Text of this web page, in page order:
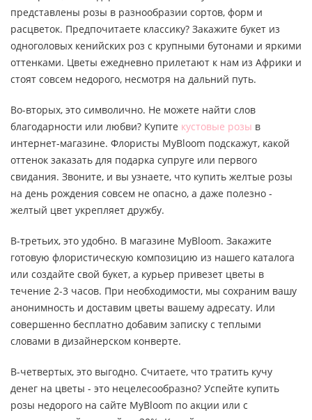
представлены розы в разнообразии сортов, форм и
расцветок. Предпочитаете классику? Закажите букет из
одноголовых кенийских роз с крупными бутонами и яркими
оттенками. Цветы ежедневно прилетают к нам из Африки и
стоят совсем недорого, несмотря на дальний путь.
Во-вторых, это символично. Не можете найти слов
благодарности или любви? Купите кустовые розы в
интернет-магазине. Флористы MyBloom подскажут, какой
оттенок заказать для подарка супруге или первого
свидания. Звоните, и вы узнаете, что купить желтые розы
на день рождения совсем не опасно, а даже полезно -
желтый цвет укрепляет дружбу.
В-третьих, это удобно. В магазине MyBloom. Закажите
готовую флористическую композицию из нашего каталога
или создайте свой букет, а курьер привезет цветы в
течение 2-3 часов. При необходимости, мы сохраним вашу
анонимность и доставим цветы вашему адресату. Или
совершенно бесплатно добавим записку с теплыми
словами в дизайнерском конверте.
В-четвертых, это выгодно. Считаете, что тратить кучу
денег на цветы - это нецелесообразно? Успейте купить
розы недорого на сайте MyBloom по акции или с